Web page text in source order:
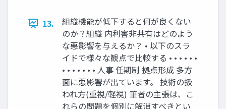
13.
組織機能が低下すると何が良くない
のか？組織 内利害⾮共有はどのよう
な悪影響を与えるか？ • 以下のスラ
イドで様々な観点で⽐較する • • • • • •
• • • • • • • ⼈事 任期制 拠点形成 多⽅
⾯に悪影響が出ています。 技術の扱
われ⽅(重視/軽視) 筆者の主張は、こ
れらの問題を個別に解消すべきとい